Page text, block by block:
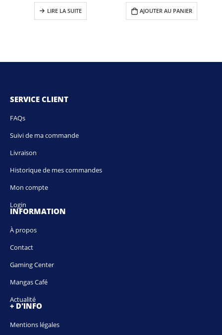
LIRE LA SUITE AJOUTER AU PANIER
SERVICE CLIENT
FAQs
Suivi de ma commande
Livraison
Historique de mes commandes
Mon compte
Login
INFORMATION
À propos
Contact
Gaming Center
Mangas Café
Actualité
+ D'INFO
Mentions légales